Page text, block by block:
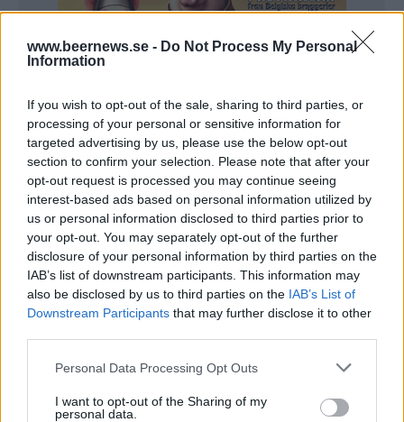
www.beernews.se - Do Not Process My Personal
Information
If you wish to opt-out of the sale, sharing to third parties, or
processing of your personal or sensitive information for
targeted advertising by us, please use the below opt-out
section to confirm your selection. Please note that after your
opt-out request is processed you may continue seeing
interest-based ads based on personal information utilized by
us or personal information disclosed to third parties prior to
your opt-out. You may separately opt-out of the further
disclosure of your personal information by third parties on the
IAB’s list of downstream participants. This information may
also be disclosed by us to third parties on the IAB’s List of
Downstream Participants that may further disclose it to other
Personal Data Processing Opt Outs
I want to opt-out of the Sharing of my
personal data.
– Vi ville inte sprida viruset, men nu är vi säkra på att
vi är i slutet av pendemin, säger Jeffrey.
– Men nu är jag helt inriktad på det här. Jag vill att
Datum för eventet är den 27 augusti och platsen är
inträde och man har bara behövt betala för glaset.